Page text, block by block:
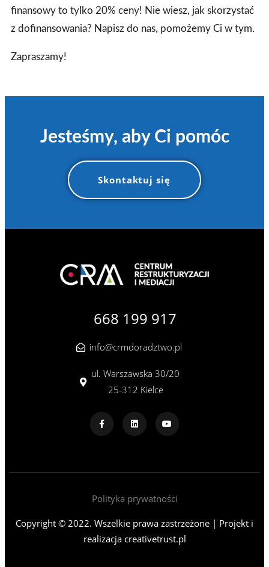
finansowy to tylko 20% ceny! Nie wiesz, jak skorzystać
z dofinansowania? Napisz do nas, pomożemy Ci w tym.
Zapraszamy!
Jesteśmy, aby Ci pomóc
Skontaktuj się
668 199 917
info@crmdoradztwo.pl
ul. Warszawska 30/20
25-312 Kielce
Copyright © 2022. Wszelkie prawa zastrzeżone | Projekt i
realizacja creativetrust.pl
Polityka prywatności